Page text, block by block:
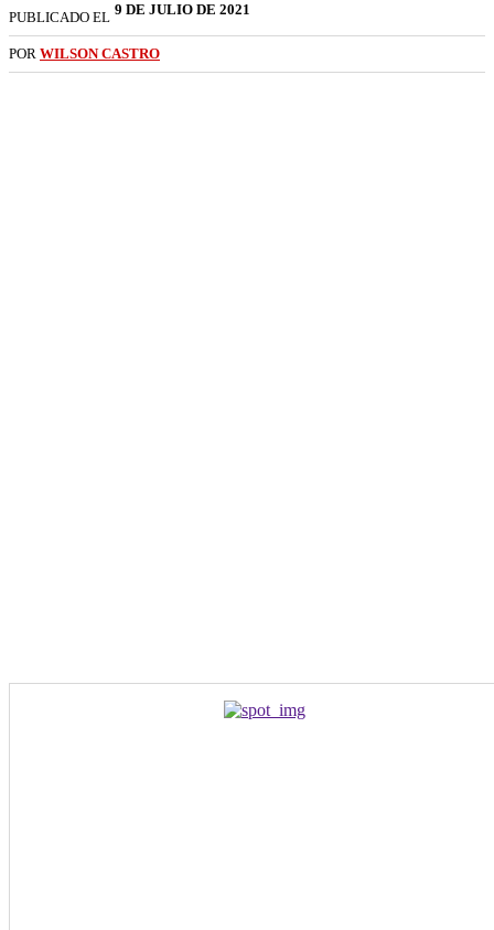
PUBLICADO EL 9 DE JULIO DE 2021
POR WILSON CASTRO